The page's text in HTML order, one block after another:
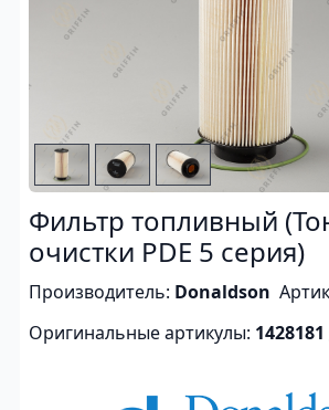
Фильтр топливный
очистки PDE 5 серия)
Производитель: Donaldson
Оригинальные артикулы: 1428181